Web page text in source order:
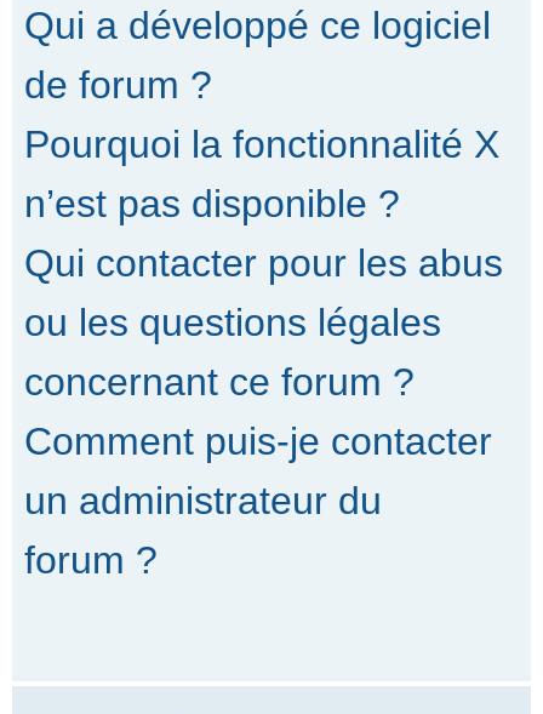
Qui a développé ce logiciel
de forum ?
Pourquoi la fonctionnalité X
n’est pas disponible ?
Qui contacter pour les abus
ou les questions légales
concernant ce forum ?
Comment puis-je contacter
un administrateur du
forum ?